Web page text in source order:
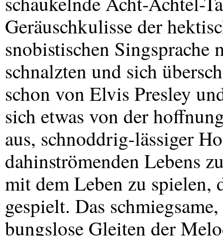
Geräuschkulisse der
snobistischen
schnalzten und sich
schon von Elvis Presley
sich etwas von der
aus, schnoddrig-lässiger
dahinströmenden Lebens
mit dem Leben zu
gespielt. Das
bungslose Gleiten der